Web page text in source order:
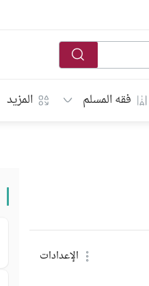
فقه المسلم المزيد
الإعدادات